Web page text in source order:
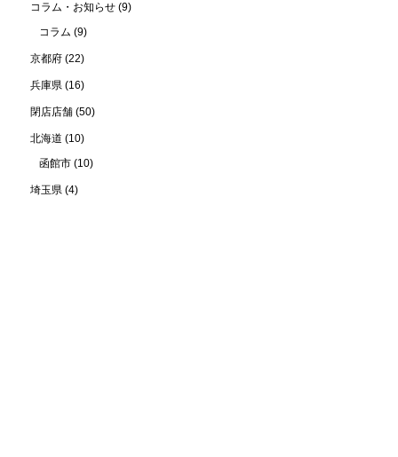
コラム・お知らせ (9)
コラム (9)
京都府 (22)
兵庫県 (16)
閉店店舗 (50)
北海道 (10)
函館市 (10)
埼玉県 (4)